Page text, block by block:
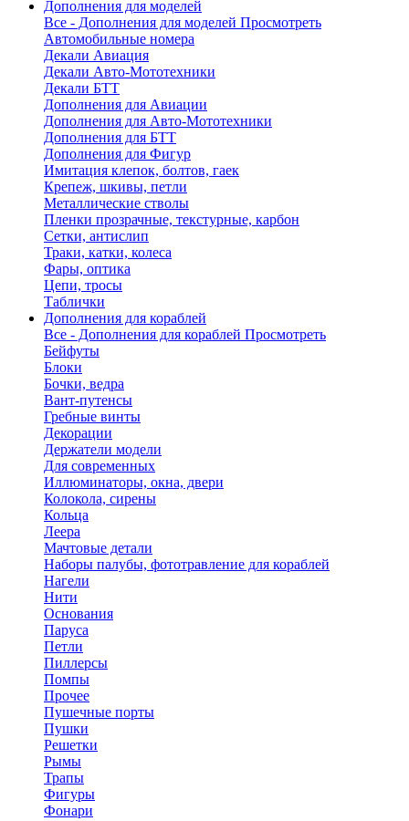
Дополнения для моделей
Все - Дополнения для моделей Просмотреть
Автомобильные номера
Декали Авиация
Декали Авто-Мототехники
Декали БТТ
Дополнения для Авиации
Дополнения для Авто-Мототехники
Дополнения для БТТ
Дополнения для Фигур
Имитация клепок, болтов, гаек
Крепеж, шкивы, петли
Металлические стволы
Пленки прозрачные, текстурные, карбон
Сетки, антислип
Траки, катки, колеса
Фары, оптика
Цепи, тросы
Таблички
Дополнения для кораблей
Все - Дополнения для кораблей Просмотреть
Бейфуты
Блоки
Бочки, ведра
Вант-путенсы
Гребные винты
Декорации
Держатели модели
Для современных
Иллюминаторы, окна, двери
Колокола, сирены
Кольца
Леера
Мачтовые детали
Наборы палубы, фототравление для кораблей
Нагели
Нити
Основания
Паруса
Петли
Пиллерсы
Помпы
Прочее
Пушечные порты
Пушки
Решетки
Рымы
Трапы
Фигуры
Фонари